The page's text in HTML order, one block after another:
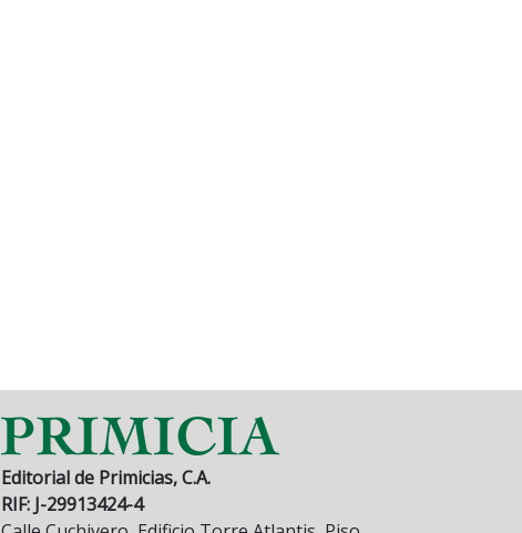
Editorial de Primicias, C.A.
RIF: J-29913424-4